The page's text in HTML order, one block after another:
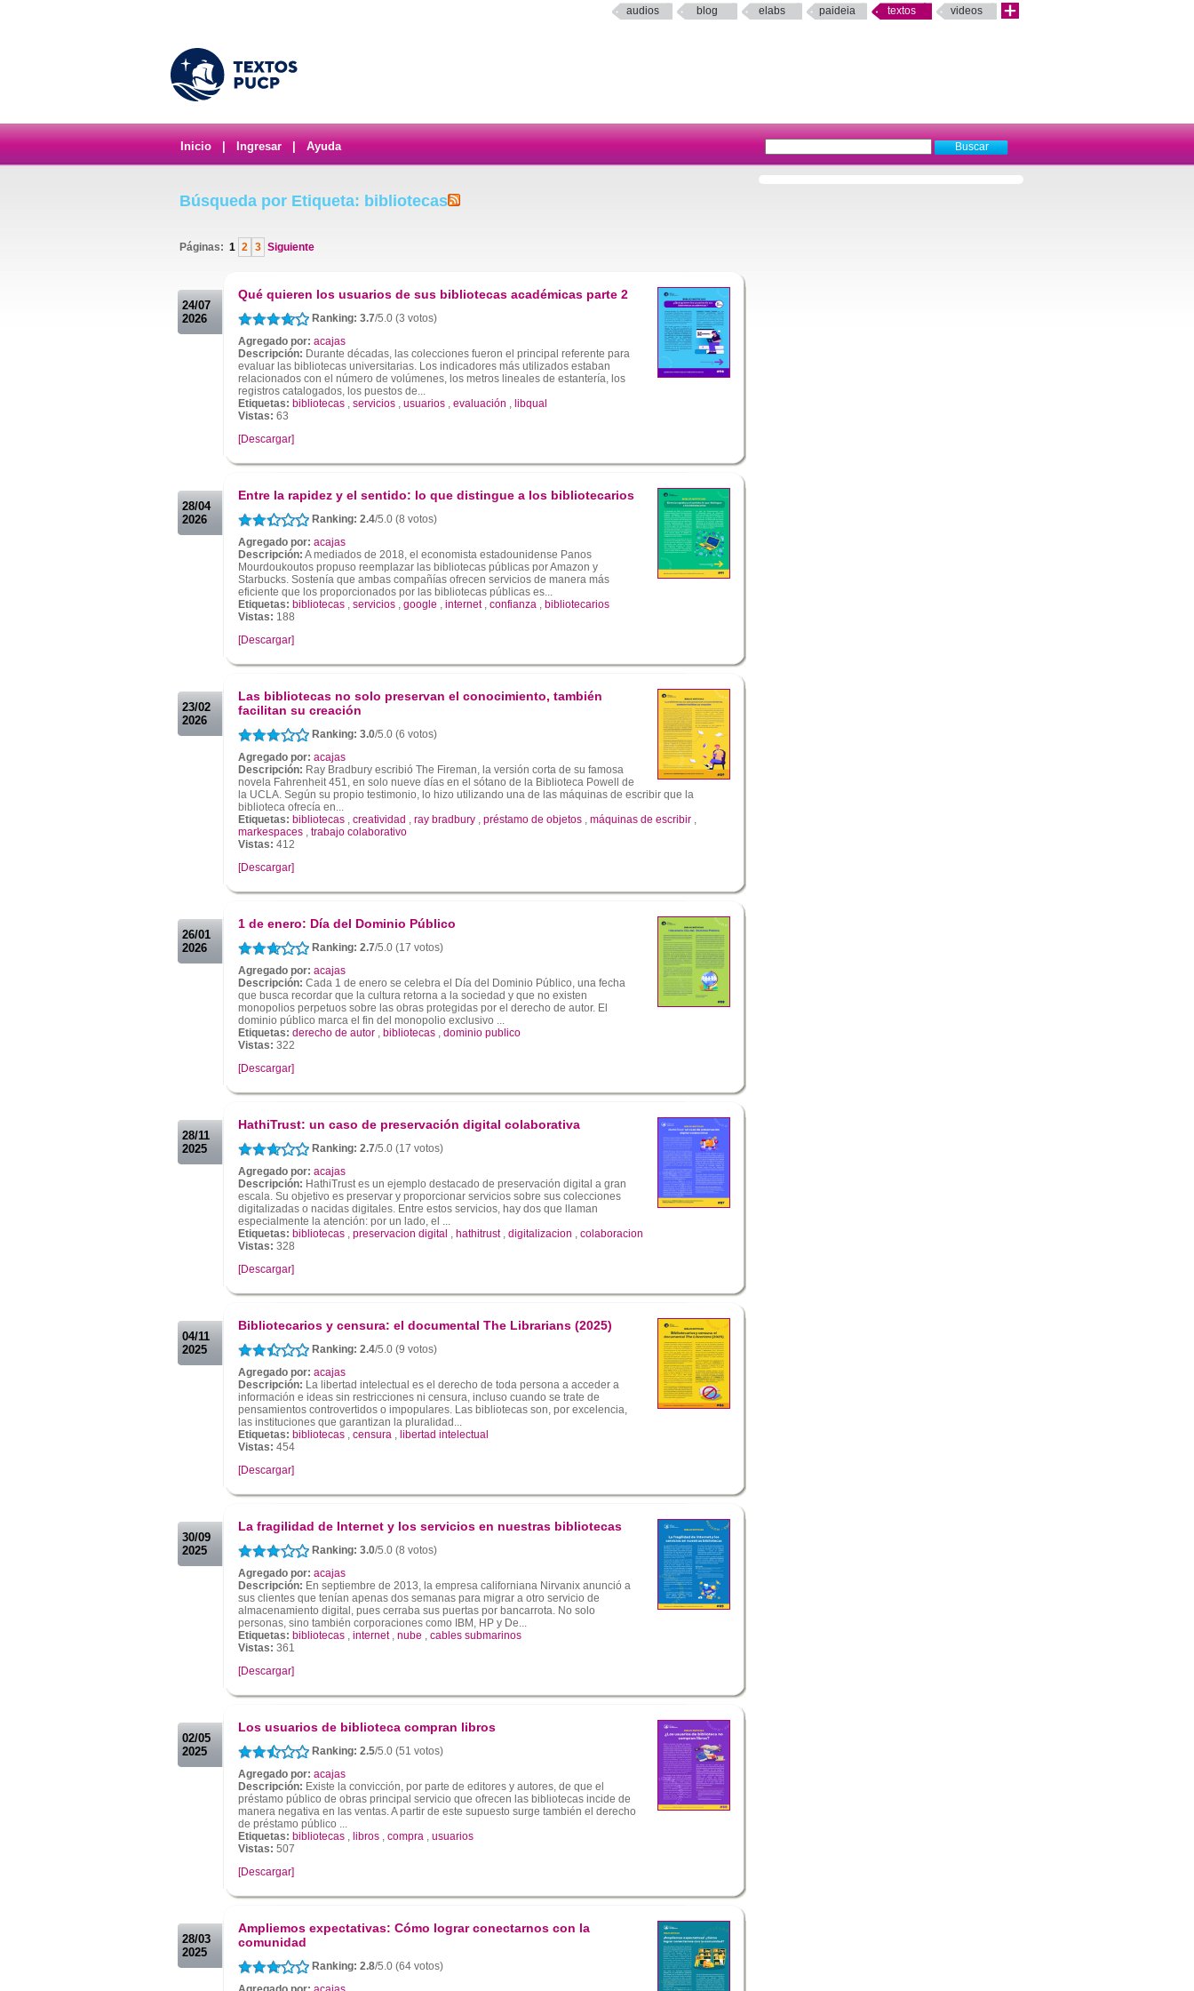
audios blog elabs paideia textos videos
Inicio Ingresar Ayuda
Búsqueda por Etiqueta: bibliotecas
Páginas: 1 2 3 Siguiente
24/07
2026
Qué quieren los usuarios de sus bibliotecas académicas parte 2
Ranking: 3.7/5.0 (3 votos)
Agregado por: acajas
Descripción: Durante décadas, las colecciones fueron el principal referente para
evaluar las bibliotecas universitarias. Los indicadores más utilizados estaban
relacionados con el número de volúmenes, los metros lineales de estantería, los
registros catalogados, los puestos de...
Etiquetas: bibliotecas , servicios , usuarios , evaluación , libqual
Vistas: 63
[Descargar]
28/04
2026
Entre la rapidez y el sentido: lo que distingue a los bibliotecarios
Ranking: 2.4/5.0 (8 votos)
Agregado por: acajas
Descripción: A mediados de 2018, el economista estadounidense Panos
Mourdoukoutos propuso reemplazar las bibliotecas públicas por Amazon y
Starbucks. Sostenía que ambas compañías ofrecen servicios de manera más
eficiente que los proporcionados por las bibliotecas públicas es...
Etiquetas: bibliotecas , servicios , google , internet, confianza , bibliotecarios
Vistas: 188
[Descargar]
23/02
2026
Las bibliotecas no solo preservan el conocimiento, también
facilitan su creación
Ranking: 3.0/5.0 (6 votos)
Agregado por: acajas
Descripción: Ray Bradbury escribió The Fireman, la versión corta de su famosa
novela Fahrenheit 451, en solo nueve días en el sótano de la Biblioteca Powell de
la UCLA. Según su propio testimonio, lo hizo utilizando una de las máquinas de escribir que la
biblioteca ofrecía en...
Etiquetas: bibliotecas , creatividad , ray bradbury , préstamo de objetos , máquinas de escribir ,
markespaces , trabajo colaborativo
Vistas: 412
[Descargar]
26/01
2026
1 de enero: Día del Dominio Público
Ranking: 2.7/5.0 (17 votos)
Agregado por: acajas
Descripción: Cada 1 de enero se celebra el Día del Dominio Público, una fecha
que busca recordar que la cultura retorna a la sociedad y que no existen
monopolios perpetuos sobre las obras protegidas por el derecho de autor. El
dominio público marca el fin del monopolio exclusivo ...
Etiquetas: derecho de autor , bibliotecas , dominio publico
Vistas: 322
[Descargar]
28/11
2025
HathiTrust: un caso de preservación digital colaborativa
Ranking: 2.7/5.0 (17 votos)
Agregado por: acajas
Descripción: HathiTrust es un ejemplo destacado de preservación digital a gran
escala. Su objetivo es preservar y proporcionar servicios sobre sus colecciones
digitalizadas o nacidas digitales. Entre estos servicios, hay dos que llaman
especialmente la atención: por un lado, el ...
Etiquetas: bibliotecas , preservacion digital , hathitrust, digitalizacion , colaboracion
Vistas: 328
[Descargar]
04/11
2025
Bibliotecarios y censura: el documental The Librarians (2025)
Ranking: 2.4/5.0 (9 votos)
Agregado por: acajas
Descripción: La libertad intelectual es el derecho de toda persona a acceder a
información e ideas sin restricciones ni censura, incluso cuando se trate de
pensamientos controvertidos o impopulares. Las bibliotecas son, por excelencia,
las instituciones que garantizan la pluralidad...
Etiquetas: bibliotecas , censura , libertad intelectual
Vistas: 454
[Descargar]
30/09
2025
La fragilidad de Internet y los servicios en nuestras bibliotecas
Ranking: 3.0/5.0 (8 votos)
Agregado por: acajas
Descripción: En septiembre de 2013, la empresa californiana Nirvanix anunció a
sus clientes que tenían apenas dos semanas para migrar a otro servicio de
almacenamiento digital, pues cerraba sus puertas por bancarrota. No solo
personas, sino también corporaciones como IBM, HP y De...
Etiquetas: bibliotecas , internet, nube , cables submarinos
Vistas: 361
[Descargar]
02/05
2025
Los usuarios de biblioteca compran libros
Ranking: 2.5/5.0 (51 votos)
Agregado por: acajas
Descripción: Existe la convicción, por parte de editores y autores, de que el
préstamo público de obras principal servicio que ofrecen las bibliotecas incide de
manera negativa en las ventas. A partir de este supuesto surge también el derecho
de préstamo público ...
Etiquetas: bibliotecas , libros , compra , usuarios
Vistas: 507
[Descargar]
28/03
2025
Ampliemos expectativas: Cómo lograr conectarnos con la
comunidad
Ranking: 2.8/5.0 (64 votos)